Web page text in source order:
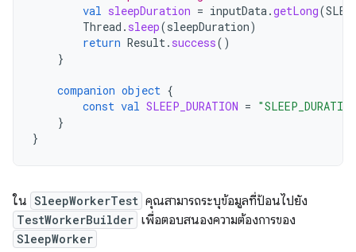
val sleepDuration = inputData.getLong(
Thread . sleep(sleepDuration)
return Result. success()
}
companion object {
const val SLEEP_DURATION =
}
}
ใน SleepWorkerTest คุณสามารถระบุข้อมูลที่ป้อนไปยัง
TestWorkerBuilder เพื่อตอบสนองความต้องการของ
SleepWorker